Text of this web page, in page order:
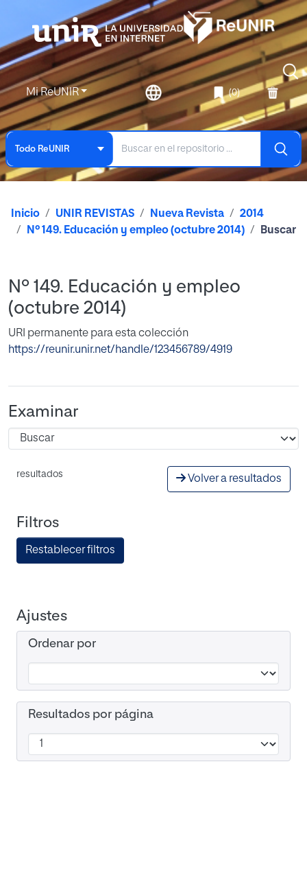
Mi ReUNIR (0)
Todo ReUNIR
Inicio UNIR REVISTAS Nueva Revista
2014
Nº 149. Educación y empleo (octubre 2014)
Buscar
Nº 149. Educación y empleo
(octubre 2014)
URI permanente para esta colección
https://reunir.unir.net/handle/123456789/4919
Examinar
resultados Volver a resultados
Filtros
Restablecer filtros
Ajustes
Ordenar por
Resultados por página